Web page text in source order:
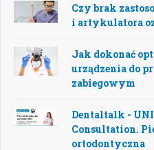
Czy brak
i artykulatora
Jak dokonać
urządzenia do
zabiegowym
Dentaltalk -
Consultation.
ortodontyczna